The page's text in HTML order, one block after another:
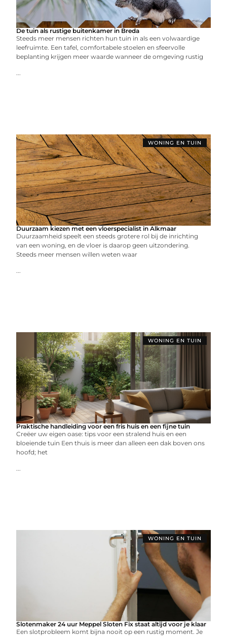
De tuin als rustige buitenkamer in Breda
Steeds meer mensen richten hun tuin in als een volwaardige
leefruimte. Een tafel, comfortabele stoelen en sfeervolle
beplanting krijgen meer waarde wanneer de omgeving rustig
...
WONING EN TUIN
Duurzaam kiezen met een vloerspecialist in Alkmaar
Duurzaamheid speelt een steeds grotere rol bij de inrichting
van een woning, en de vloer is daarop geen uitzondering.
Steeds meer mensen willen weten waar
...
WONING EN TUIN
Praktische handleiding voor een fris huis en een fijne tuin
Creëer uw eigen oase: tips voor een stralend huis en een
bloeiende tuin Een thuis is meer dan alleen een dak boven ons
hoofd; het
...
WONING EN TUIN
Slotenmaker 24 uur Meppel Sloten Fix staat altijd voor je klaar
Een slotprobleem komt bijna nooit op een rustig moment. Je